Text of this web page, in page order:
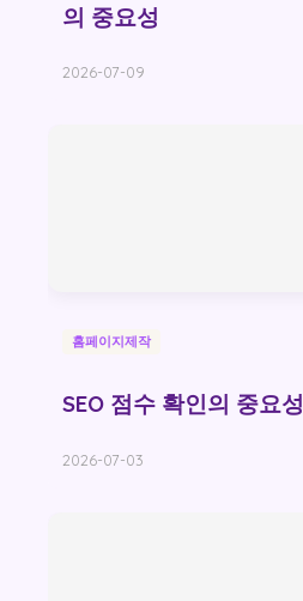
의 중요성
2026-07-09
홈페이지제작
SEO 점수 확인의 중요
2026-07-03